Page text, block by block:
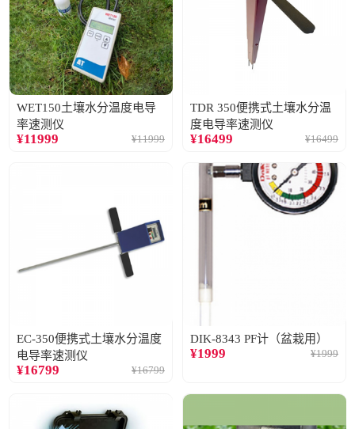
WET150土壤水分温度电导
率速测仪
¥11999 ¥11999
TDR 350便携式土壤水分温
度电导率速测仪
¥16499 ¥16499
EC-350便携式土壤水分温度
电导率速测仪
¥16799 ¥16799
DIK-8343 PF计（盆栽用）
¥1999 ¥1999